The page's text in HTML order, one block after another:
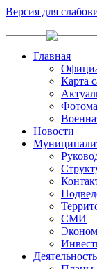
Версия для
Главная
Карта
Новости
СМИ
Деятельность